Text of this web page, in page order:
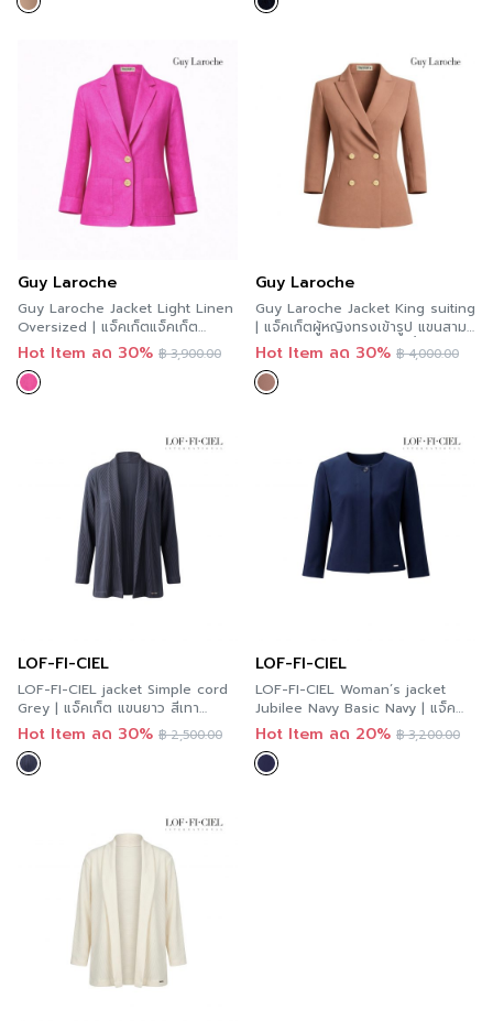
Guy Laroche
Guy Laroche Jacket Light Linen
Oversized | แจ็คเก็ตแจ็คเก็ต
สีชมพูเข้ม GCAJPI
Hot Item ลด 30% ฿3,900.00
Guy Laroche
Guy Laroche Jacket King suiting
| แจ็คเก็ตผู้หญิงทรงเข้ารูป แขนสาม
ส่วน แต่งกระดุม 4 เม็ด สีน้ำตาล
GCAILW
Hot Item ลด 30% ฿4,000.00
LOF-FI-CIEL
LOF-FI-CIEL jacket Simple cord
Grey | แจ็คเก็ต แขนยาว สีเทา
F9YLGY
Hot Item ลด 30% ฿2,500.00
LOF-FI-CIEL
LOF-FI-CIEL Woman’s jacket
Jubilee Navy Basic Navy | แจ็ค
เก็ตผู้หญิง จูบิลี่ สีกรม ทรงแขนยาว
สามส่วน สีกรม F9XZNV
Hot Item ลด 20% ฿3,200.00